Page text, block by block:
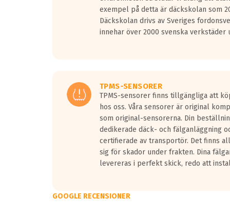
Vid körning i över 50km/h brukar
På däckmärkningen kommer det finnas en
medans de vita vågorna påvisar om det är ett tyst
Ett däck med tre svarta vågor uppnår de
exempel på detta är däckskolan som
Däckskolan drivs av Sveriges
innehar över 2000 svenska verkstäder
TPMS-SENSORER
TPMS-sensorer finns tillgängliga att
hos oss. Våra sensorer är original
som original-sensorerna. Din
dedikerade däck- och fälganläggning
certifierade av transportör. Det finns
sig för skador under frakten. Dina
levereras i perfekt skick, redo att
GOOGLE RECENSIONER